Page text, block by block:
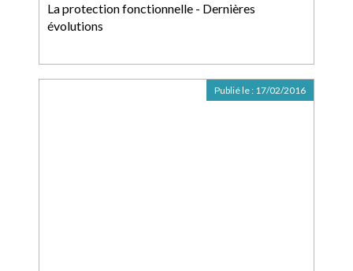
La protection fonctionnelle - Dernières
évolutions
Publié le : 17/02/2016